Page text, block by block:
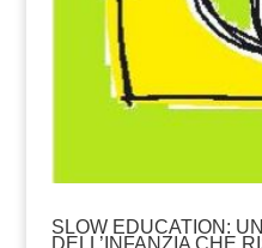
SLOW EDUCATION:
DELL’INFANZIA CHE